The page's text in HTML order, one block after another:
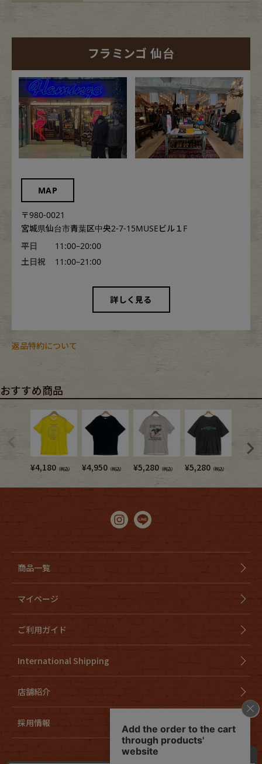
フラミンゴ 仙台
MAP
〒980-0021
宮城県仙台市青葉区中央2-7-15MUSEビル１F
平日
11:00–20:00
土日祝
11:00–21:00
詳しく見る
返品特約について
おすすめ商品
¥4,180 （税込） ¥4,950 （税込） ¥5,280 （税込） ¥5,280 （税込）
商品一覧
マイページ
ご利用ガイド
International Shipping
店舗紹介
採用情報